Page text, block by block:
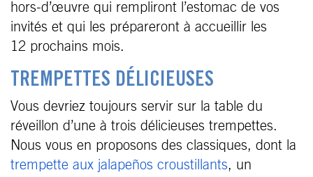
hors-d’œuvre qui rempliront l’estomac de vos
invités et qui les prépareront à accueillir les
12 prochains mois.
TREMPETTES DÉLICIEUSES
Vous devriez toujours servir sur la table du
réveillon d’une à trois délicieuses trempettes.
Nous vous en proposons des classiques, dont la
trempette aux jalapeños croustillants, un